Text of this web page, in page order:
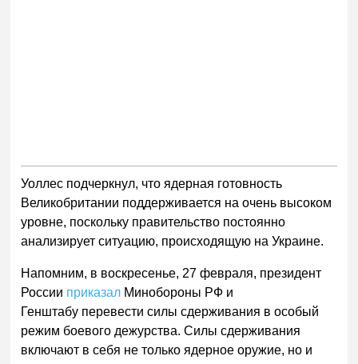
Уоллес подчеркнул, что ядерная готовность
Великобритании поддерживается на очень высоком
уровне, поскольку правительство постоянно
анализирует ситуацию, происходящую на Украине.
Напомним, в воскресенье, 27 февраля, президент
России приказал Минобороны РФ и
Генштабу перевести силы сдерживания в особый
режим боевого дежурства. Силы сдерживания
включают в себя не только ядерное оружие, но и